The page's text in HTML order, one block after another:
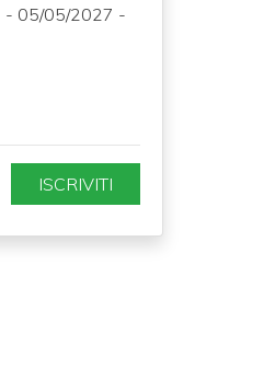
- 05/05/2027 -
ISCRIVITI